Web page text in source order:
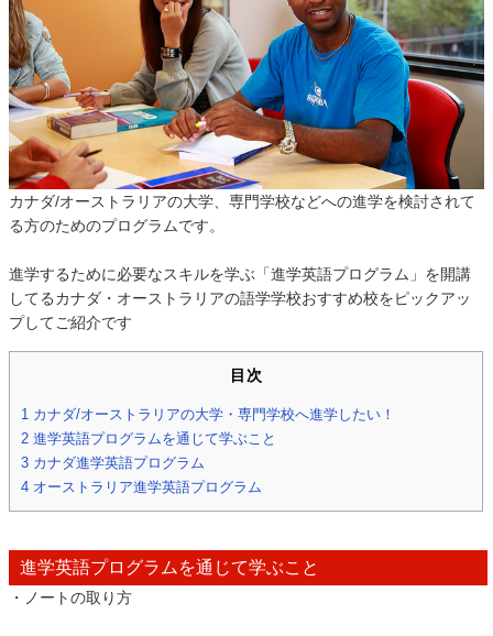
カナダ/オーストラリアの大学、専門学校などへの進学を検討されて
る方のためのプログラムです。
進学するために必要なスキルを学ぶ「進学英語プログラム」を開講
してるカナダ・オーストラリアの語学学校おすすめ校をピックアッ
プしてご紹介です
目次
1 カナダ/オーストラリアの大学・専門学校へ進学したい！
2 進学英語プログラムを通じて学ぶこと
3 カナダ進学英語プログラム
4 オーストラリア進学英語プログラム
進学英語プログラムを通じて学ぶこと
・ノートの取り方